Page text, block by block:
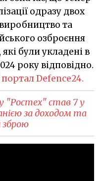
одразу двох
та
озброєння
були укладені в
року відповідно.
портал Defence24.
"Ростех" став 7 у
за доходом та
зброю